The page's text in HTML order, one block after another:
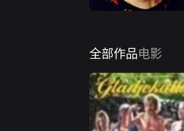
全部作品电影